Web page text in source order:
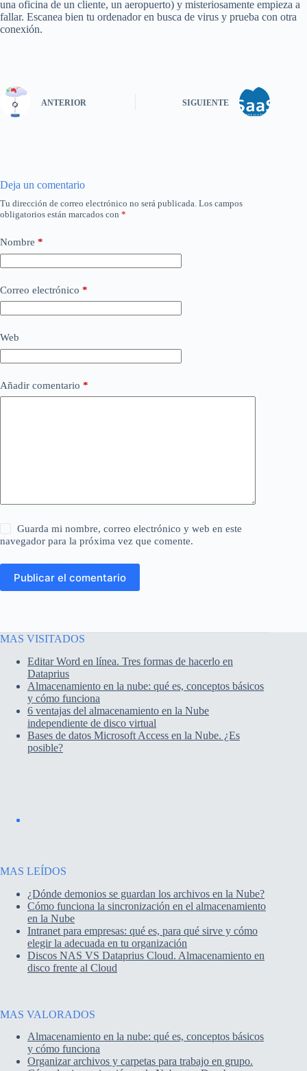
una oficina de un cliente, un aeropuerto) y misteriosamente empieza a
fallar. Escanea bien tu ordenador en busca de virus y prueba con otra
conexión.
ANTERIOR SIGUIENTE
Deja un comentario
Tu dirección de correo electrónico no será publicada. Los campos
obligatorios están marcados con *
Nombre *
Correo electrónico *
Web
Añadir comentario *
Guarda mi nombre, correo electrónico y web en este
navegador para la próxima vez que comente.
Publicar el comentario
MAS VISITADOS
Editar Word en línea. Tres formas de hacerlo en
Dataprius
Almacenamiento en la nube: qué es, conceptos básicos
y cómo funciona
6 ventajas del almacenamiento en la Nube
independiente de disco virtual
Bases de datos Microsoft Access en la Nube. ¿Es
posible?
MAS LEÍDOS
¿Dónde demonios se guardan los archivos en la Nube?
Cómo funciona la sincronización en el almacenamiento
en la Nube
Intranet para empresas: qué es, para qué sirve y cómo
elegir la adecuada en tu organización
Discos NAS VS Dataprius Cloud. Almacenamiento en
disco frente al Cloud
MAS VALORADOS
Almacenamiento en la nube: qué es, conceptos básicos
y cómo funciona
Organizar archivos y carpetas para trabajo en grupo.